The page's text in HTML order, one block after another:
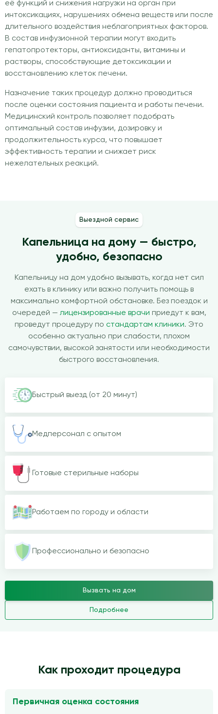
её функций и снижения нагрузки на орган при
интоксикациях, нарушениях обмена веществ или после
длительного воздействия неблагоприятных факторов.
В состав инфузионной терапии могут входить
гепатопротекторы, антиоксиданты, витамины и
растворы, способствующие детоксикации и
восстановлению клеток печени.
Назначение таких процедур должно проводиться
после оценки состояния пациента и работы печени.
Медицинский контроль позволяет подобрать
оптимальный состав инфузии, дозировку и
продолжительность курса, что повышает
эффективность терапии и снижает риск
нежелательных реакций.
Выездной сервис
Капельница на дому — быстро,
удобно, безопасно
Капельницу на дом удобно вызывать, когда нет сил
ехать в клинику или важно получить помощь в
максимально комфортной обстановке. Без поездок и
очередей — лицензированные врачи приедут к вам,
проведут процедуру по стандартам клиники. Это
особенно актуально при слабости, плохом
самочувствии, высокой занятости или необходимости
быстрого восстановления.
Быстрый выезд (от 20 минут)
Медперсонал с опытом
Готовые стерильные наборы
Работаем по городу и области
Профессионально и безопасно
Вызвать на дом
Подробнее
Как проходит процедура
Первичная оценка состояния